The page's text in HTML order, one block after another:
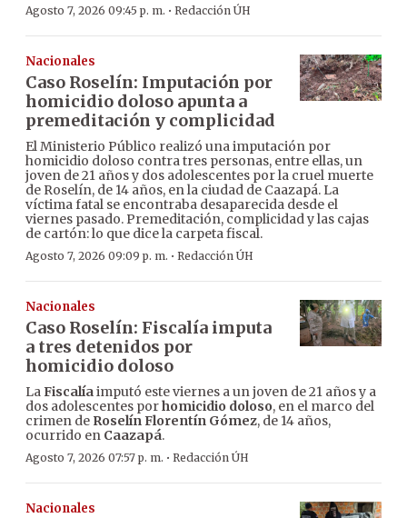
Agosto 7, 2026 09:45 p. m. · Redacción ÚH
Nacionales
Caso Roselín: Imputación por
homicidio doloso apunta a
premeditación y complicidad
El Ministerio Público realizó una imputación por
homicidio doloso contra tres personas, entre ellas, un
joven de 21 años y dos adolescentes por la cruel muerte
de Roselín, de 14 años, en la ciudad de Caazapá. La
víctima fatal se encontraba desaparecida desde el
viernes pasado. Premeditación, complicidad y las cajas
de cartón: lo que dice la carpeta fiscal.
Agosto 7, 2026 09:09 p. m. · Redacción ÚH
Nacionales
Caso Roselín: Fiscalía imputa
a tres detenidos por
homicidio doloso
LaFiscalíaimputó este viernes a un joven de 21 años y a
dos adolescentes porhomicidio doloso, en el marco del
crimen de Roselín Florentín Gómez, de 14 años,
ocurrido en Caazapá.
Agosto 7, 2026 07:57 p. m. · Redacción ÚH
Nacionales